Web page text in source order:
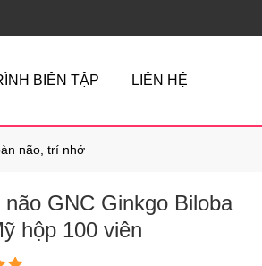
BIÊN TẬP LIÊN HỆ
não, trí nhớ
GNC Ginkgo Biloba
hộp 100 viên